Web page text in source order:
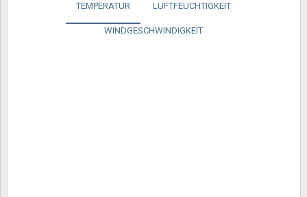
TEMPERATUR LUFTFEUCHTIGKEIT
WINDGESCHWINDIGKEIT